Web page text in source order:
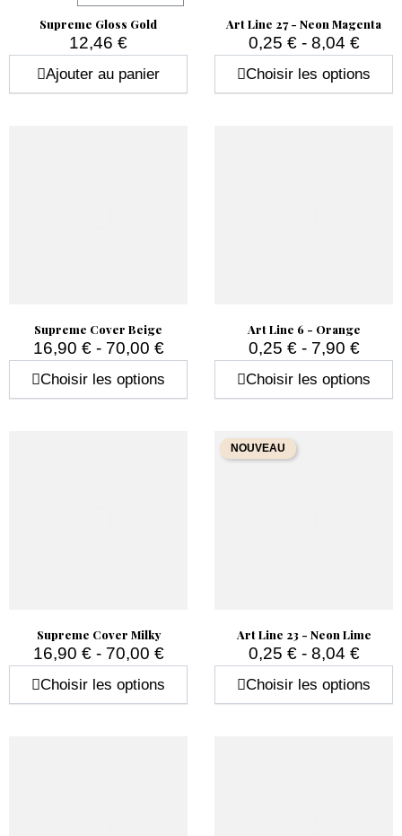
Supreme Gloss Gold
12,46 €
Ajouter au panier
Art Line 27 - Neon Magenta
0,25 € - 8,04 €
Choisir les options
Supreme Cover Beige
16,90 € - 70,00 €
Choisir les options
Art Line 6 - Orange
0,25 € - 7,90 €
Choisir les options
Supreme Cover Milky
16,90 € - 70,00 €
Choisir les options
Art Line 23 - Neon Lime
0,25 € - 8,04 €
Choisir les options
NOUVEAU